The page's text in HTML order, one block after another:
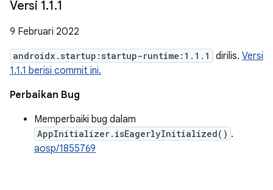
Versi 1.1.1
9 Februari 2022
androidx.startup:startup-runtime:1.1.1 dirilis. Versi
1.1.1 berisi commit ini.
Perbaikan Bug
Memperbaiki bug dalam
AppInitializer.isEagerlyInitialized() .
aosp/1855769